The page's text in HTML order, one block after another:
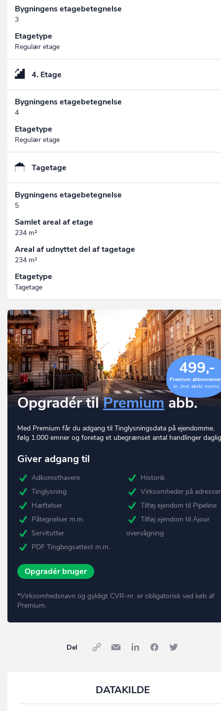
Bygningens etagebetegnelse
3
Etagetype
Regulær etage
4. Etage
Bygningens etagebetegnelse
4
Etagetype
Regulær etage
Tagetage
Bygningens etagebetegnelse
5
Samlet areal af etage
234 m²
Areal af udnyttet del af tagetage
234 m²
Etagetype
Tagetage
499,-
Premium
kr. /md. ekskl. moms.
Opgradér tilPremium abb.
Med Premium får du adgang til Tinglysningsdata på ejendomme,
følg 1.000 emner og foretag et ubegrænset antal handlinger
Giver adgang til
Adkomsthavere
Tinglysning
Hæftelser
Påtegnelser m.m.
Servitutter
PDF Tingbogsattest m.m.
Historik
Virksomheder på
Tilføj ejendom til Pipeline
Tilføj ejendom til Ajour
overvågning
Opgradér bruger
*Virksomhedsnavn og gyldigt CVR-nr. er obligatorisk ved køb af
Premium.
Del
DATAKILDE